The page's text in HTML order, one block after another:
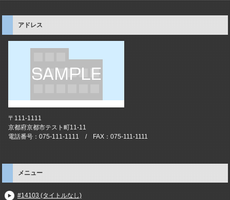
アドレス
〒111-1111
京都府京都市テスト町11-11
電話番号：075-111-1111 / FAX：075-111-1111
メニュー
#14103 (タイトルなし)